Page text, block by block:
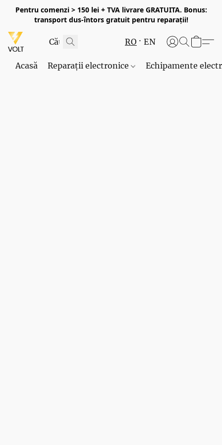
Pentru comenzi > 150 lei + TVA livrare GRATUITA. Bonus:
transport dus-întors gratuit pentru reparații!
RO EN
Acasă Reparații electronice Echipamente